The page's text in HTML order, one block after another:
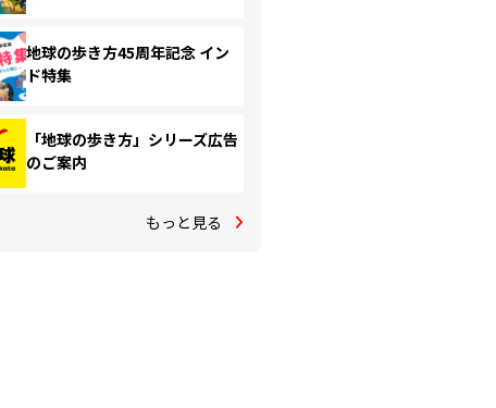
地球の歩き方45周年記念 イン
ド特集
「地球の歩き方」シリーズ広告
のご案内
もっと見る